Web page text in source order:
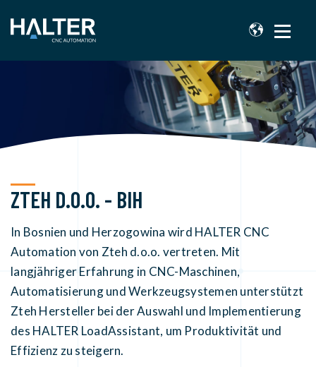
ZTEH D.O.O. - BIH
In Bosnien und Herzogowina wird HALTER CNC
Automation von Zteh d.o.o. vertreten. Mit
langjähriger Erfahrung in CNC-Maschinen,
Automatisierung und Werkzeugsystemen unterstützt
Zteh Hersteller bei der Auswahl und Implementierung
des HALTER LoadAssistant, um Produktivität und
Effizienz zu steigern.